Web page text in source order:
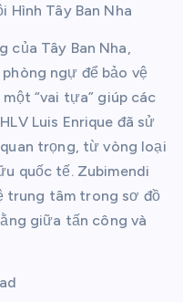
Hình Tây Ban Nha
Tây Ban Nha,
ngự để bảo vệ
“vai tựa” giúp các
Luis Enrique đã sử
trọng, từ vòng loại
quốc tế. Zubimendi
trung tâm trong sơ đồ
giữa tấn công và